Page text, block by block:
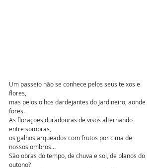
Um passeio não se conhece pelos seus teixos e
flores,
mas pelos olhos dardejantes do Jardineiro, aonde
fores.
As florações duradouras de visos alternando
entre sombras,
os galhos arqueados com frutos por cima de
nossos ombros…
São obras do tempo, de chuva e sol, de planos do
outono?